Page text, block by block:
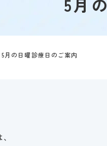
5月の日曜診療日のご案内